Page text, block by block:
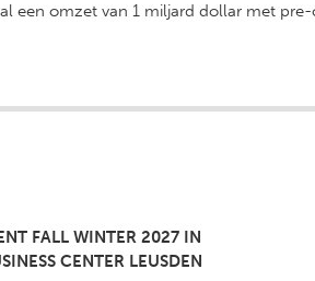
een omzet van 1 miljard dollar met
FALL WINTER 2027 IN
CENTER LEUSDEN